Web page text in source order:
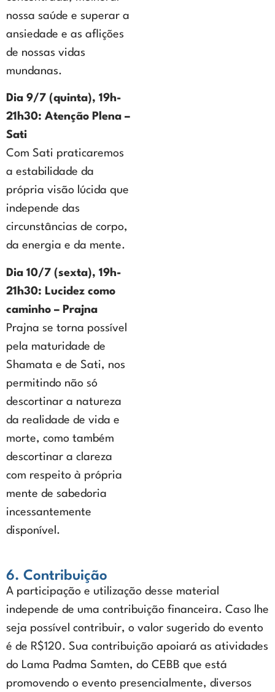
nossa saúde e superar a
ansiedade e as aflições
de nossas vidas
mundanas.
Dia 9/7 (quinta), 19h-
21h30: Atenção Plena –
Sati
Com Sati praticaremos
a estabilidade da
própria visão lúcida que
independe das
circunstâncias de corpo,
da energia e da mente.
Dia 10/7 (sexta), 19h-
21h30: Lucidez como
caminho – Prajna
Prajna se torna possível
pela maturidade de
Shamata e de Sati, nos
permitindo não só
descortinar a natureza
da realidade de vida e
morte, como também
descortinar a clareza
com respeito à própria
mente de sabedoria
incessantemente
disponível.
6. Contribuição
A participação e utilização desse material
independe de uma contribuição financeira. Caso lhe
seja possível contribuir, o valor sugerido do evento
é de R$120. Sua contribuição apoiará as atividades
do Lama Padma Samten, do CEBB que está
promovendo o evento presencialmente, diversos